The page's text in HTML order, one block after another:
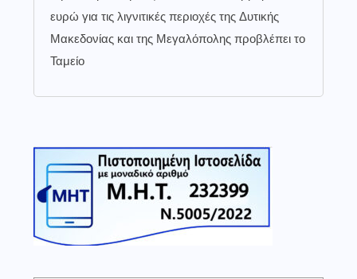
ευρώ για τις λιγνιτικές περιοχές της Δυτικής
Μακεδονίας και της Μεγαλόπολης προβλέπει το
Ταμείο